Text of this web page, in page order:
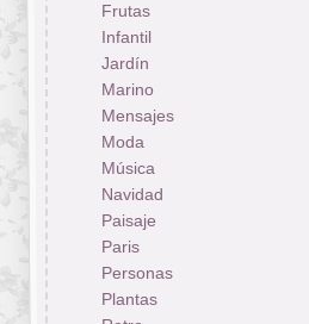
Frutas
Infantil
Jardín
Marino
Mensajes
Moda
Música
Navidad
Paisaje
Paris
Personas
Plantas